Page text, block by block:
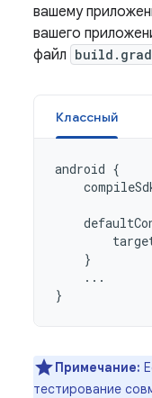
вашему
вашего
файл
Классный
android {
}
...
}
Примечание:
тестирование